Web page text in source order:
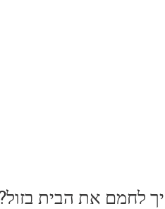
לחמם את הבית